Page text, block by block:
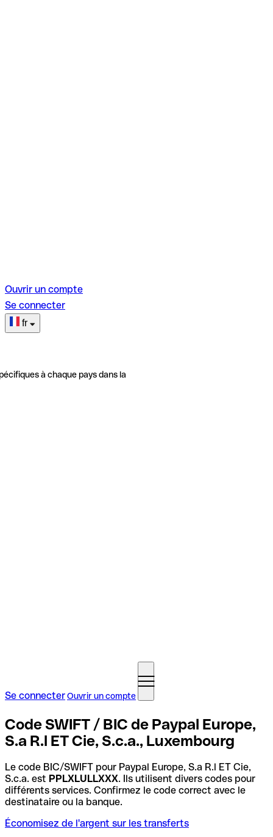
Ouvrir un compte
Se connecter
fr
à chaque pays dans la
Se connecterOuvrir un compte
Code SWIFT / BIC de Paypal Europe,
S.a R.l ET Cie, S.c.a., Luxembourg
Le code BIC/SWIFT pour Paypal Europe, S.a R.l ET Cie,
S.c.a. est PPLXLULLXXX. Ils utilisent divers codes pour
différents services. Confirmez le code correct avec le
destinataire ou la banque.
Économisez de l'argent sur les transferts